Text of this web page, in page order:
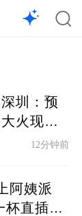
圳：预
火现
12分钟前
阿姨派
杯直插蜜